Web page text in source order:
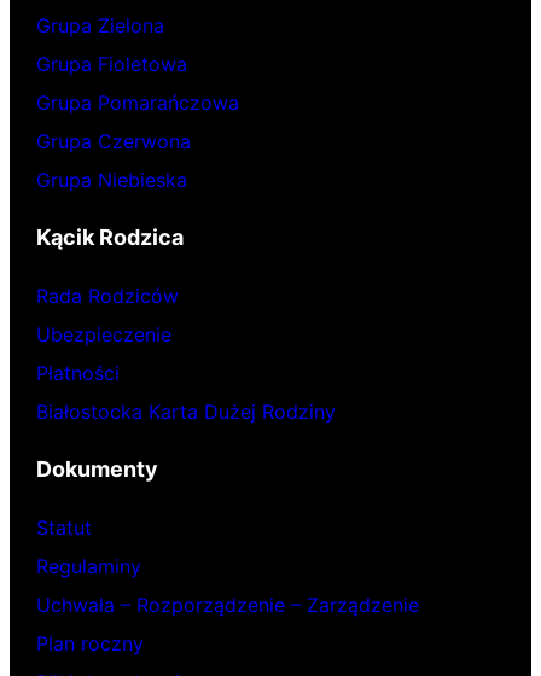
Grupa Zielona
Grupa Fioletowa
Grupa Pomarańczowa
Grupa Czerwona
Grupa Niebieska
Kącik Rodzica
Rada Rodziców
Ubezpieczenie
Płatności
Białostocka Karta Dużej Rodziny
Dokumenty
Statut
Regulaminy
Uchwała – Rozporządzenie – Zarządzenie
Plan roczny